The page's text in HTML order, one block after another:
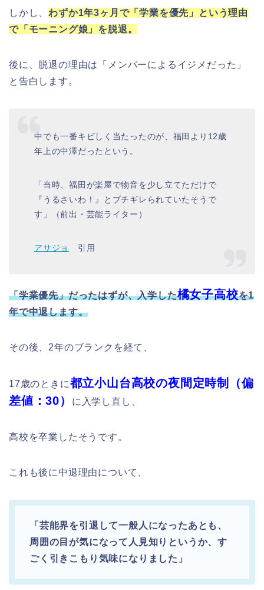
しかし、 わずか1年3ヶ月で「学業を優先」という理由
で「モーニング娘」を脱退。
後に、脱退の理由は「メンバーによるイジメだった」
と告白します。
中でも一番キビしく当たったのが、福田より12歳
年上の中澤だったという。
「当時、福田が楽屋で物音を少し立てただけで
『うるさいわ！』とブチギレられていたそうで
す」（前出・芸能ライター）
アサジョ 引用
「学業優先」だったはずが、入学した橘女子高校を1
年で中退します。
その後、2年のブランクを経て、
17歳のときに都立小山台高校の夜間定時制（偏
差値：30）
に入学し直し、
高校を卒業したそうです。
これも後に中退理由について、
「芸能界を引退して一般人になったあとも、
周囲の目が気になって人見知りというか、す
ごく引きこもり気味になりました」